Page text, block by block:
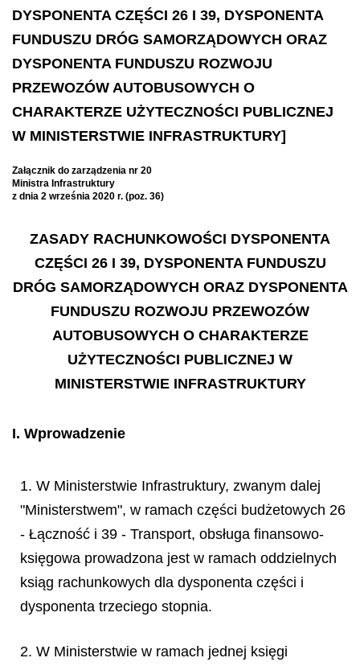
DYSPONENTA CZĘŚCI 26 I 39, DYSPONENTA
FUNDUSZU DRÓG SAMORZĄDOWYCH ORAZ
DYSPONENTA FUNDUSZU ROZWOJU
PRZEWOZÓW AUTOBUSOWYCH O
CHARAKTERZE UŻYTECZNOŚCI PUBLICZNEJ
W MINISTERSTWIE INFRASTRUKTURY]
Załącznik do zarządzenia nr 20
Ministra Infrastruktury
z dnia 2 września 2020 r. (poz. 36)
ZASADY RACHUNKOWOŚCI DYSPONENTA
CZĘŚCI 26 I 39, DYSPONENTA FUNDUSZU
DRÓG SAMORZĄDOWYCH ORAZ DYSPONENTA
FUNDUSZU ROZWOJU PRZEWOZÓW
AUTOBUSOWYCH O CHARAKTERZE
UŻYTECZNOŚCI PUBLICZNEJ W
MINISTERSTWIE INFRASTRUKTURY
I. Wprowadzenie
1. W Ministerstwie Infrastruktury, zwanym dalej
"Ministerstwem", w ramach części budżetowych 26
- Łączność i 39 - Transport, obsługa finansowo-
księgowa prowadzona jest w ramach oddzielnych
ksiąg rachunkowych dla dysponenta części i
dysponenta trzeciego stopnia.
2. W Ministerstwie w ramach jednej księgi